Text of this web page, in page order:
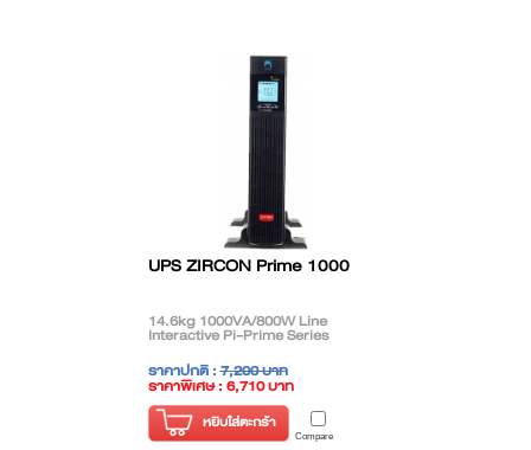
UPS ZIRCON Prime 1000
14.6kg 1000VA/800W Line
Interactive Pi-Prime Series
ราคาปกติ :7,200 บาท
ราคาพิเศษ : 6,710 บาท
( ราคาไม่รวมภาษี )
หยิบใส่ตะกร้า
Compare